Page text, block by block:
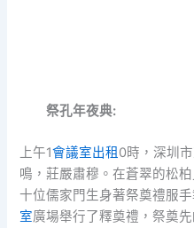
祭孔年夜典:
上午1會議室出租 0時，深圳
鳴，莊嚴肅穆。在蒼翠的松
十位儒家門生身著祭奠禮服
室廣場舉行了釋奠禮，祭奠